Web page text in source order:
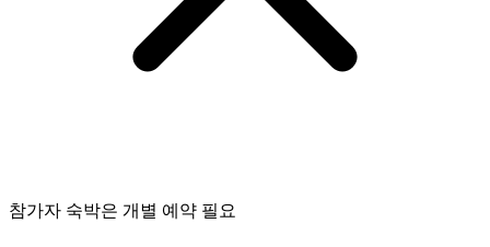
참가자 숙박은 개별 예약 필요